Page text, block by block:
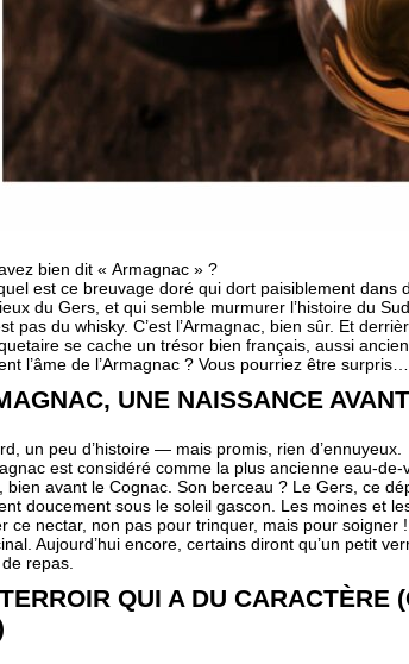
bien dit « Armagnac » ?
est ce breuvage doré qui dort paisiblement dans
du Gers, et qui semble murmurer l’histoire du
pas du whisky. C’est l’Armagnac, bien sûr. Et
se cache un trésor bien français, aussi
l’âme de l’Armagnac ? Vous pourriez être surpris…
UNE NAISSANCE
un peu d’histoire — mais promis, rien d’ennuyeux.
est considéré comme la plus ancienne eau-
bien avant le Cognac. Son berceau ? Le Gers, ce
doucement sous le soleil gascon. Les moines et
ce nectar, non pas pour trinquer, mais pour soigner
Aujourd’hui encore, certains diront qu’un petit
repas.
QUI A DU CARACTÈRE